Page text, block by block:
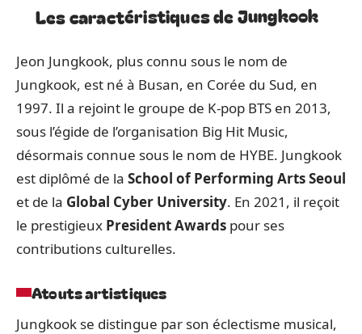
Les caractéristiques de Jungkook
Jeon Jungkook, plus connu sous le nom de
Jungkook, est né à Busan, en Corée du Sud, en
1997. Il a rejoint le groupe de K-pop BTS en 2013,
sous l’égide de l’organisation Big Hit Music,
désormais connue sous le nom de HYBE. Jungkook
est diplômé de la School of Performing Arts Seoul
et de la Global Cyber University. En 2021, il reçoit
le prestigieux President Awards pour ses
contributions culturelles.
Atouts artistiques
Jungkook se distingue par son éclectisme musical,